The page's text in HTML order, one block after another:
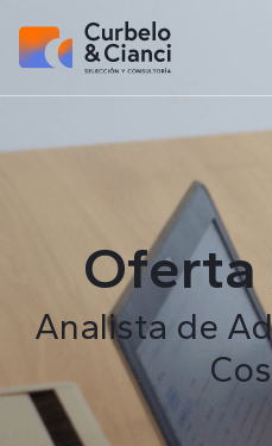
Oferta
Analista de